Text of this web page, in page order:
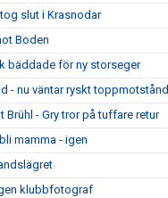
slut i Krasnodar
Boden
bäddade för ny storseger
- nu väntar ryskt toppmotstånd
- Gry tror på tuffare retur
mamma - igen
klubbfotograf